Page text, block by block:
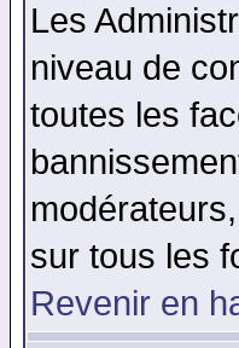
Les
niveau de
toutes les
sur tous les
Revenir en